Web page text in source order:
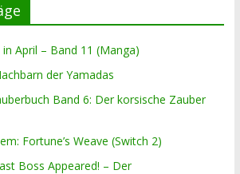
April – Band 11 (Manga)
der Yamadas
Band 6: Der korsische Zauber
Fortune’s Weave (Switch 2)
Boss Appeared! – Der